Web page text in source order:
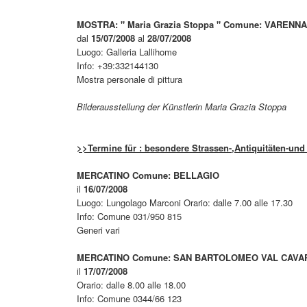
MOSTRA: " Maria Grazia Stoppa " Comune: VARENNA
dal 15/07/2008 al 28/07/2008
Luogo: Galleria Lallihome
Info: +39:332144130
Mostra personale di pittura
Bilderausstellung der Künstlerin Maria Grazia Stoppa
>>Termine für : besondere Strassen-,Antiquitäten-
MERCATINO Comune: BELLAGIO
il 16/07/2008
Luogo: Lungolago Marconi Orario: dalle 7.00 alle 17.30
Info: Comune 031/950 815
Generi vari
MERCATINO Comune: SAN BARTOLOMEO VAL
il 17/07/2008
Orario: dalle 8.00 alle 18.00
Info: Comune 0344/66 123